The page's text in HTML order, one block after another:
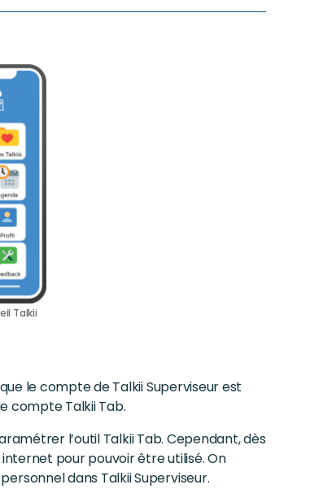
Talkii
le compte de Talkii Superviseur est
compte Talkii Tab.
l’outil Talkii Tab. Cependant, dès
pour pouvoir être utilisé. On
dans Talkii Superviseur.